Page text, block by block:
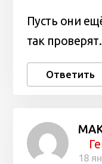
Пусть они
так проверят.
Ответить
18